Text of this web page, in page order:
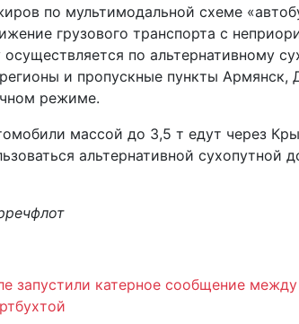
по мультимодальной схеме
грузового транспорта с
по альтернативному
и пропускные пункты Армянск,
режиме.
массой до 3,5 т едут через
альтернативной сухопутной
запустили катерное сообщение